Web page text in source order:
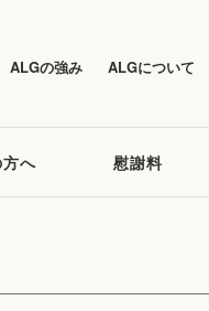
ALGの強み ALGについて
へ 慰謝料